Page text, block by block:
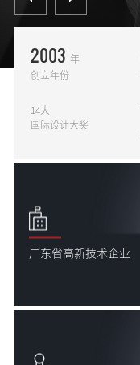
2003 年
创立年份
14大
国际设计大奖
广东省高新技术企业